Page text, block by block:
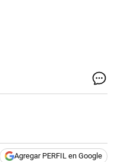
Agregar PERFIL en Google